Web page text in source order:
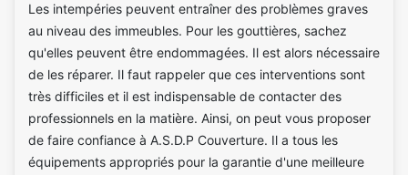
Les intempéries peuvent entraîner des problèmes graves
au niveau des immeubles. Pour les gouttières, sachez
qu'elles peuvent être endommagées. Il est alors nécessaire
de les réparer. Il faut rappeler que ces interventions sont
très difficiles et il est indispensable de contacter des
professionnels en la matière. Ainsi, on peut vous proposer
de faire confiance à A.S.D.P Couverture. Il a tous les
équipements appropriés pour la garantie d'une meilleure